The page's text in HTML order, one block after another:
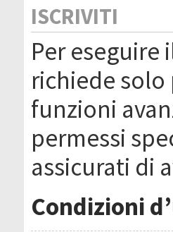
ISCRIVITI
Per eseguire
richiede solo
funzioni
permessi
assicurati di
Condizioni